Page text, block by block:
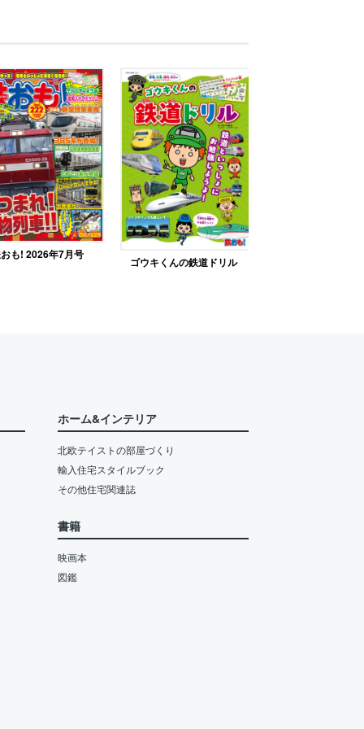
も! 2026年7月号
ゴウキくんの鉄道ドリル
ホーム&インテリア
北欧テイストの部屋づくり
輸入住宅スタイルブック
その他住宅関連誌
書籍
映画本
図鑑